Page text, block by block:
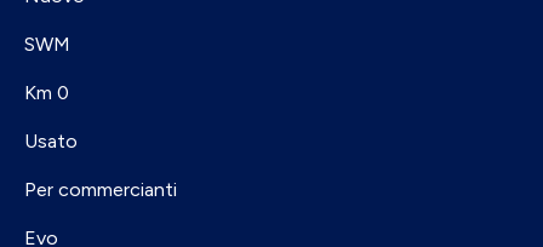
SWM
Km 0
Usato
Per commercianti
Evo